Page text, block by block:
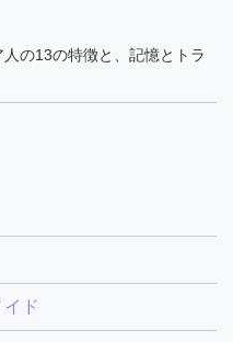
人の13の特徴と、記憶とトラ
ド